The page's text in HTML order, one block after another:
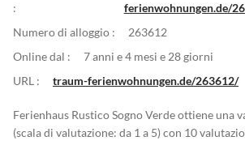
:
ferienwohnungen.de/
Numero di alloggio :
263612
Online dal :
7 anni e 4 mesi e 28 giorni
URL :
traum-ferienwohnungen.de/263612/
Ferienhaus Rustico Sogno Verde ottiene una
(scala di valutazione: da 1 a 5) con 10